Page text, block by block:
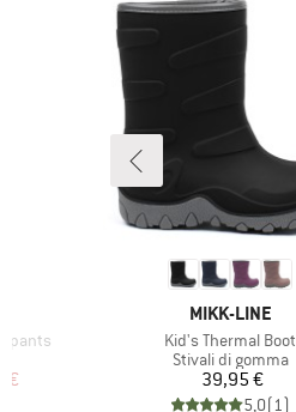
€
MARCHIO
MIKK-LINE
Articolo
Kid's Thermal Boot
Gruppo di prodotti
Stivali di gomma
Prezzo
39,95 €
5,0(1 )